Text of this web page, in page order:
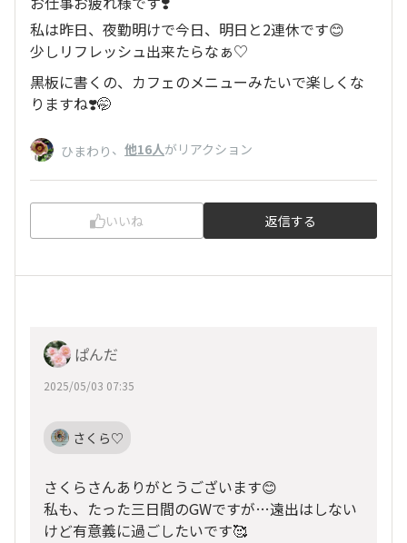
私は昨日、夜勤明けで今日、明日と2連休です😊
少しリフレッシュ出来たらなぁ♡
黒板に書くの、カフェのメニューみたいで楽しくな
りますね❣️🤭
ひまわり 、 他16人がリアクション
いいね 返信する
ぱんだ
2025/05/03 07:35
さくら♡
さくらさんありがとうございます😊
私も、たった三日間のGWですが…遠出はしない
けど有意義に過ごしたいです🥰